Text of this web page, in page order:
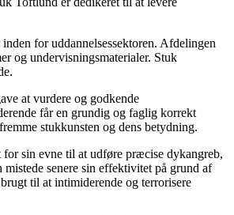
for uddannelsessektoren. Afdelingen
og undervisningsmaterialer. Stuk
at vurdere og godkende
får en grundig og faglig korrekt
stukkunsten og dens betydning.
sin evne til at udføre præcise dykangreb,
senere sin effektivitet på grund af
til at intimiderende og terrorisere